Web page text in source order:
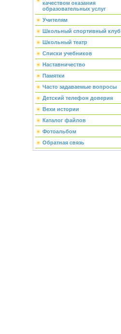
качеством оказания
образовательных услуг
Учителям
Школьный спортивный клуб
Школьный театр
Списки учебников
Наставничество
Памятки
Часто задаваемые вопросы
Детский телефон доверия
Вехи истории
Каталог файлов
Фотоальбом
Обратная связь